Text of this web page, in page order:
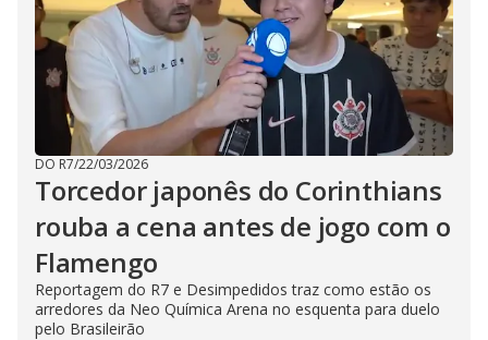
DO R7/22/03/2026
Torcedor japonês do Corinthians
rouba a cena antes de jogo com o
Flamengo
Reportagem do R7 e Desimpedidos traz como estão os
arredores da Neo Química Arena no esquenta para duelo
pelo Brasileirão